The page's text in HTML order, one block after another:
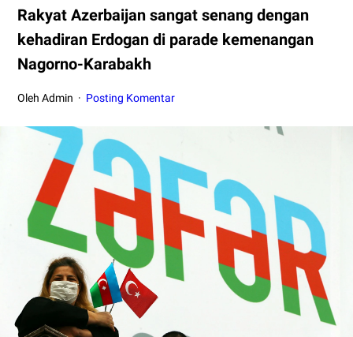
Rakyat Azerbaijan sangat senang dengan
kehadiran Erdogan di parade kemenangan
Nagorno-Karabakh
Oleh Admin Posting Komentar